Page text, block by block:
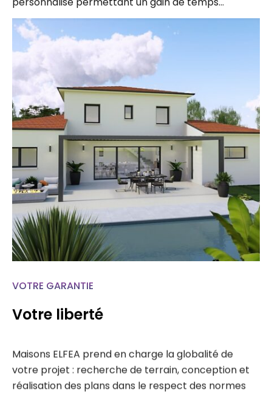
VOTRE GARANTIE
Votre liberté
votre projet : recherche de terrain, conception et
réalisation des plans dans le respect des normes
techniques et environnementales (RE2020), dépôt